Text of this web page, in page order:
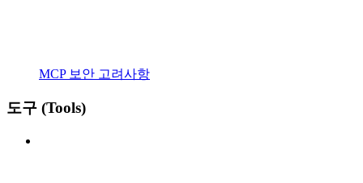
MCP 보안 고려사항
도구 (Tools)